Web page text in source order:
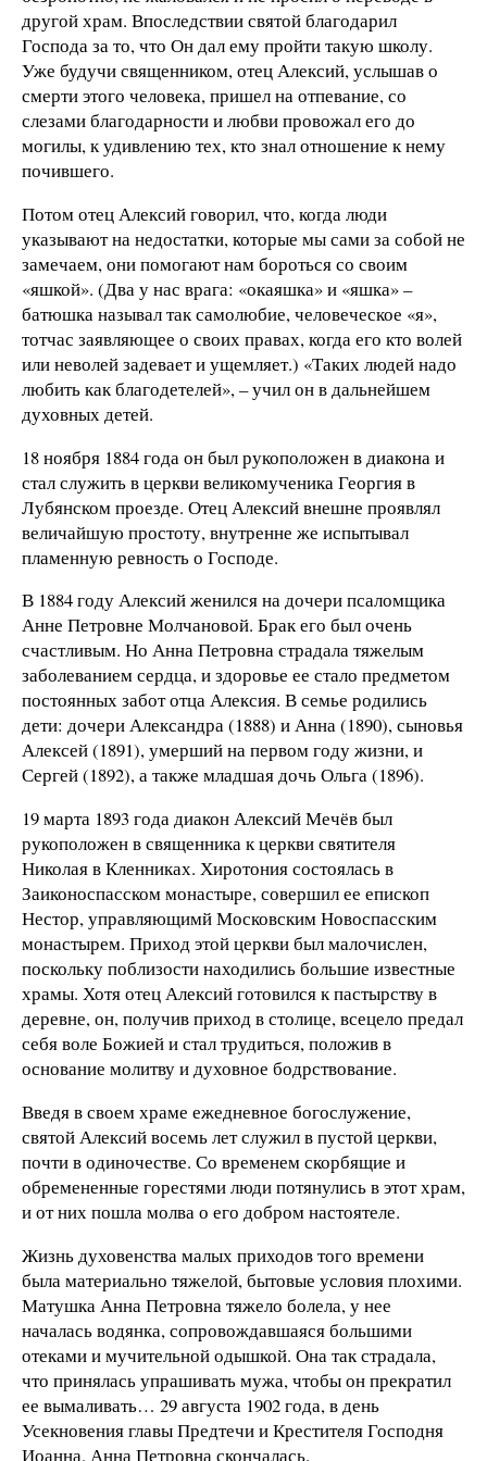
другой храм. Впоследствии святой благодарил
Господа за то, что Он дал ему пройти такую школу.
Уже будучи священником, отец Алексий, услышав о
смерти этого человека, пришел на отпевание, со
слезами благодарности и любви провожал его до
могилы, к удивлению тех, кто знал отношение к нему
почившего.
Потом отец Алексий говорил, что, когда люди
указывают на недостатки, которые мы сами за собой не
замечаем, они помогают нам бороться со своим
«яшкой». (Два у нас врага: «окаяшка» и «яшка» –
батюшка называл так самолюбие, человеческое «я»,
тотчас заявляющее о своих правах, когда его кто волей
или неволей задевает и ущемляет.) «Таких людей надо
любить как благодетелей», – учил он в дальнейшем
духовных детей.
18 ноября 1884 года он был рукоположен в диакона и
стал служить в церкви великомученика Георгия в
Лубянском проезде. Отец Алексий внешне проявлял
величайшую простоту, внутренне же испытывал
пламенную ревность о Господе.
В 1884 году Алексий женился на дочери псаломщика
Анне Петровне Молчановой. Брак его был очень
счастливым. Но Анна Петровна страдала тяжелым
заболеванием сердца, и здоровье ее стало предметом
постоянных забот отца Алексия. В семье родились
дети: дочери Александра (1888) и Анна (1890), сыновья
Алексей (1891), умерший на первом году жизни, и
Сергей (1892), а также младшая дочь Ольга (1896).
19 марта 1893 года диакон Алексий Мечёв был
рукоположен в священника к церкви святителя
Николая в Кленниках. Хиротония состоялась в
Заиконоспасском монастыре, совершил ее епископ
Нестор, управляющимй Московским Новоспасским
монастырем. Приход этой церкви был малочислен,
поскольку поблизости находились большие известные
храмы. Хотя отец Алексий готовился к пастырству в
деревне, он, получив приход в столице, всецело предал
себя воле Божией и стал трудиться, положив в
основание молитву и духовное бодрствование.
Введя в своем храме ежедневное богослужение,
святой Алексий восемь лет служил в пустой церкви,
почти в одиночестве. Со временем скорбящие и
обремененные горестями люди потянулись в этот храм,
и от них пошла молва о его добром настоятеле.
Жизнь духовенства малых приходов того времени
была материально тяжелой, бытовые условия плохими.
Матушка Анна Петровна тяжело болела, у нее
началась водянка, сопровождавшаяся большими
отеками и мучительной одышкой. Она так страдала,
что принялась упрашивать мужа, чтобы он прекратил
ее вымаливать… 29 августа 1902 года, в день
Усекновения главы Предтечи и Крестителя Господня
Иоанна, Анна Петровна скончалась.